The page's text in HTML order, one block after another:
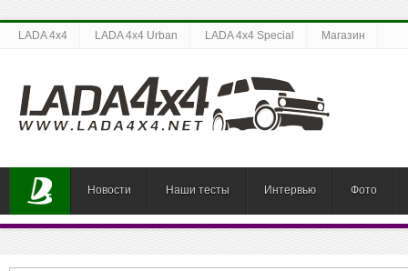
LADA 4x4 LADA 4x4 Urban LADA 4x4 Special Магазин
Новости Наши тесты Интервью Фото